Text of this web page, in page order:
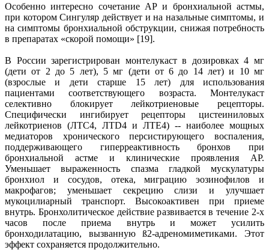
Особенно интересно сочетание АР и бронхиальной астмы,
при котором Сингуляр действует и на назальные симптомы, и
на симптомы бронхиальной обструкции, снижая потребность
в препаратах «скорой помощи» [19].
В России зарегистрирован монтелукаст в дозировках 4 мг
(дети от 2 до 5 лет), 5 мг (дети от 6 до 14 лет) и 10 мг
(взрослые и дети старше 15 лет) для использования
пациентами соответствующего возраста. Монтелукаст
селективно блокирует лейкотриеновые рецепторы.
Специфически ингибирует рецепторы цистеиниловых
лейкотриенов (ЛТC4, ЛТD4 и ЛТE4) -- наиболее мощных
медиаторов хронического персистирующего воспаления,
поддерживающего гиперреактивность бронхов при
бронхиальной астме и клинические проявления АР.
Уменьшает выраженность спазма гладкой мускулатуры
бронхиол и сосудов, отека, миграцию эозинофилов и
макрофагов; уменьшает секрецию слизи и улучшает
мукоцилиарный транспорт. Высокоактивен при приеме
внутрь. Бронхолитическое действие развивается в течение 2-х
часов после приема внутрь и может усилить
бронходилатацию, вызванную ß2-адреномиметиками. Этот
эффект сохраняется продолжительно.